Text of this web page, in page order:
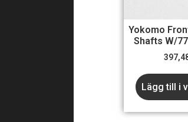
Yokomo
Shafts W/
Lägg till i